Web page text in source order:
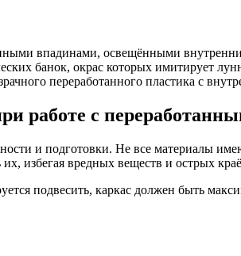
впадинами, освещёнными
банок, окрас которых имитирует
переработанного пластика с
работе с
и подготовки. Не все материалы
избегая вредных веществ и острых
подвесить, каркас должен быть